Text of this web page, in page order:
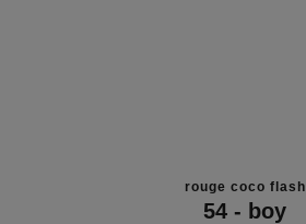
rouge coco flash
54 - boy